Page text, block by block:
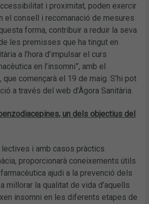
i proximitat, poden exercir
el consell i recomanació de mesures
forma, contribuir a reduir la seva
les premisses que ha tingut en
a l’hora d’impulsar el curs
en l’insomni”, amb el
començarà el 19 de maig. S’hi pot
a través del web d’Àgora Sanitària.
un dels objectius del
lectives i amb casos pràctics
proporcionarà coneixements útils
ajudi a la prevenció dels
millorar la qualitat de vida d’aquells
insomni en les diferents etapes de